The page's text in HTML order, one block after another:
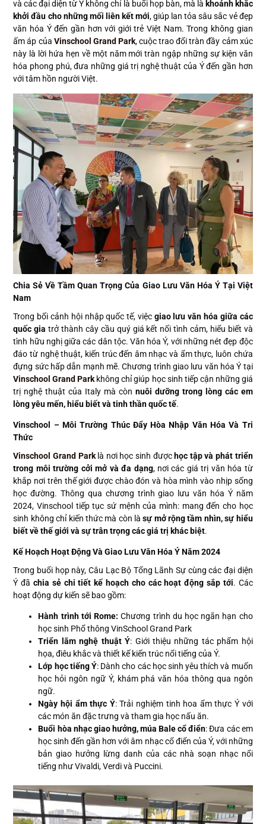
và các đại diện từ Ý không chỉ là buổi họp bàn, mà là khoảnh khắc
khởi đầu cho những mối liên kết mới, giúp lan tỏa sâu sắc vẻ đẹp
văn hóa Ý đến gần hơn với giới trẻ Việt Nam. Trong không gian
ấm áp của Vinschool Grand Park, cuộc trao đổi tràn đầy cảm xúc
này là lời hứa hẹn về một năm mới tràn ngập những sự kiện văn
hóa phong phú, đưa những giá trị nghệ thuật của Ý đến gần hơn
với tâm hồn người Việt.
Chia Sẻ Về Tầm Quan Trọng Của Giao Lưu Văn Hóa Ý Tại Việt
Nam
Trong bối cảnh hội nhập quốc tế, việc giao lưu văn hóa giữa các
quốc gia trở thành cây cầu quý giá kết nối tình cảm, hiểu biết và
tình hữu nghị giữa các dân tộc. Văn hóa Ý, với những nét đẹp độc
đáo từ nghệ thuật, kiến trúc đến âm nhạc và ẩm thực, luôn chứa
đựng sức hấp dẫn mạnh mẽ. Chương trình giao lưu văn hóa Ý tại
Vinschool Grand Parkkhông chỉ giúp học sinh tiếp cận những giá
trị nghệ thuật của Italy mà còn nuôi dưỡng trong lòng các em
lòng yêu mến, hiểu biết và tinh thần quốc tế.
Vinschool – Môi Trường Thúc Đẩy Hòa Nhập Văn Hóa Và Tri
Thức
Vinschool Grand Parklà nơi học sinh được học tập và phát triển
trong môi trường cởi mở và đa dạng, nơi các giá trị văn hóa từ
khắp nơi trên thế giới được chào đón và hòa mình vào nhịp sống
học đường. Thông qua chương trình giao lưu văn hóa Ý năm
2024, Vinschool tiếp tục sứ mệnh của mình: mang đến cho học
sinh không chỉ kiến thức mà còn làsự mở rộng tầm nhìn, sự hiểu
biết về thế giới và sự trân trọng các giá trị khác biệt.
Kế Hoạch Hoạt Động Và Giao Lưu Văn Hóa Ý Năm 2024
Trong buổi họp này, Câu Lạc Bộ Tổng Lãnh Sự cùng các đại diện
Ý đã chia sẻ chi tiết kế hoạch cho các hoạt động sắp tới. Các
hoạt động dự kiến sẽ bao gồm:
Hành trình tới Rome:Chương trình du học ngắn hạn cho
học sinh Phổ thông VinSchool Grand Park
Triển lãm nghệ thuật Ý: Giới thiệu những tác phẩm hội
họa, điêu khắc và thiết kế kiến trúc nổi tiếng của Ý.
Lớp học tiếng Ý: Dành cho các học sinh yêu thích và muốn
học hỏi ngôn ngữ Ý, khám phá văn hóa thông qua ngôn
ngữ.
Ngày hội ẩm thực Ý: Trải nghiệm tinh hoa ẩm thực Ý với
các món ăn đặc trưng và tham gia học nấu ăn.
Buổi hòa nhạc giao hưởng, múa Bale cổ điển: Đưa các em
học sinh đến gần hơn với âm nhạc cổ điển của Ý, với những
bản giao hưởng lừng danh của các nhà soạn nhạc nổi
tiếng như Vivaldi, Verdi và Puccini.